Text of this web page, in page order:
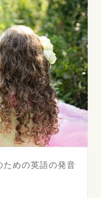
めの英語の発音